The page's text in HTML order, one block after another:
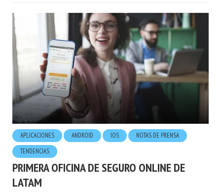
APLICACIONES ANDROID IOS
NOTAS DE PRENSA
TENDENCIAS
PRIMERA OFICINA DE SEGURO ONLINE DE
LATAM